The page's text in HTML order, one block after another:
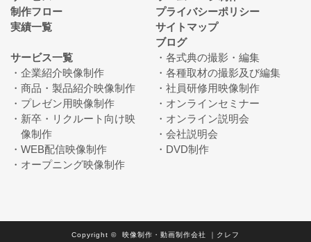
制作フロー
実績一覧
プライバシーポリシー
サイトマップ
ブログ
サービス一覧
企業紹介映像制作
商品・製品紹介映像制作
プレゼン用映像制作
新卒・リクルート向け映
像制作
WEB配信映像制作
オープニング映像制作
各式典の撮影・編集
各種取材の撮影及び編集
社員研修用映像制作
オンラインセミナー
オンライン説明会
会社説明会
DVD制作
Copyright © 映像制作・動画制作会社 ｜クレフ